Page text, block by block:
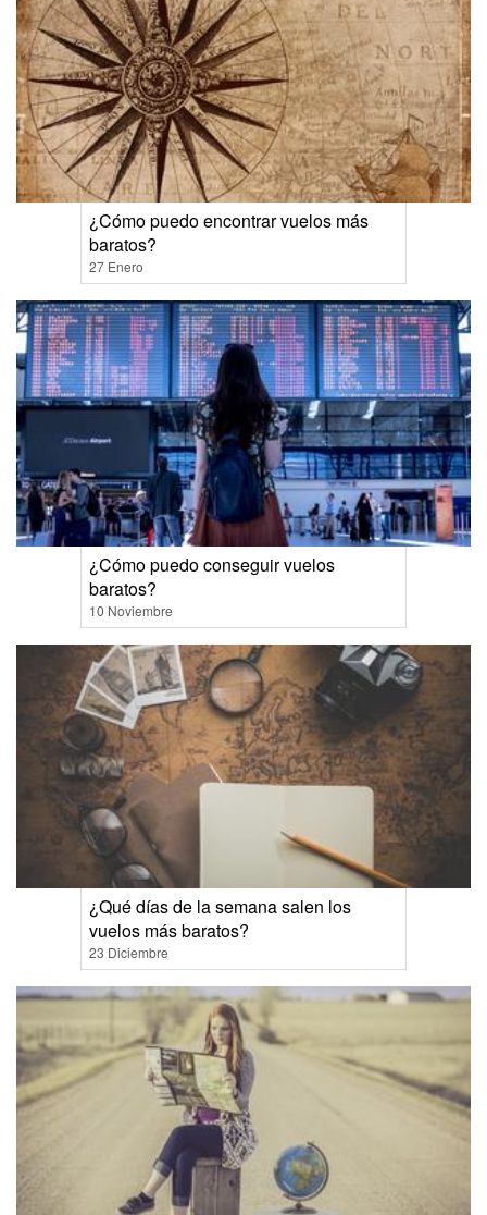
¿Cómo puedo encontrar vuelos más
baratos?
27 Enero
¿Cómo puedo conseguir vuelos
baratos?
10 Noviembre
¿Qué días de la semana salen los
vuelos más baratos?
23 Diciembre